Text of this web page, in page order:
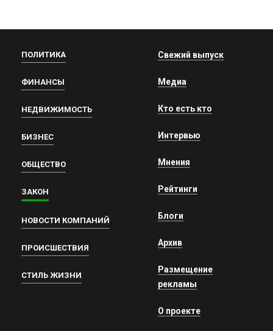
ПОЛИТИКА
ФИНАНСЫ
НЕДВИЖИМОСТЬ
БИЗНЕС
ОБЩЕСТВО
ЗАКОН
НОВОСТИ КОМПАНИЙ
ПРОИСШЕСТВИЯ
СТИЛЬ ЖИЗНИ
Свежий выпуск
Медиа
Кто есть кто
Интервью
Мнения
Рейтинги
Блоги
Архив
Размещение
рекламы
О проекте